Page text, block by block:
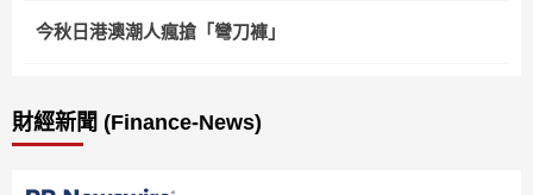
今秋日港澳潮人瘋搶「彎刀褲」
財經新聞 (Finance-News)